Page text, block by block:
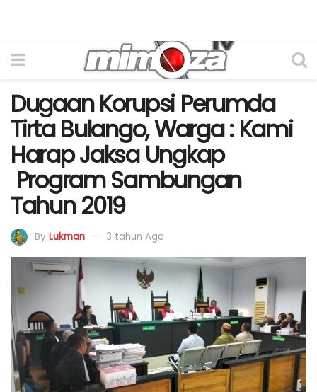
Dugaan Korupsi Perumda
Tirta Bulango, Warga : Kami
Harap Jaksa Ungkap
Program Sambungan
Tahun 2019
By Lukman 3 tahun Ago